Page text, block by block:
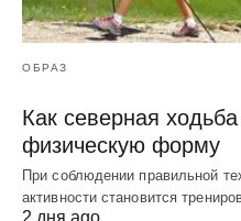
ОБРАЗ
Как северная
физическую форму
При соблюдении правильной
активности становится
2 дня ago